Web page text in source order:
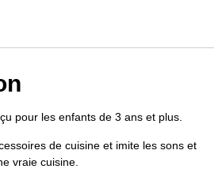
pour les enfants de 3 ans et plus.
de cuisine et imite les sons et
vraie cuisine.